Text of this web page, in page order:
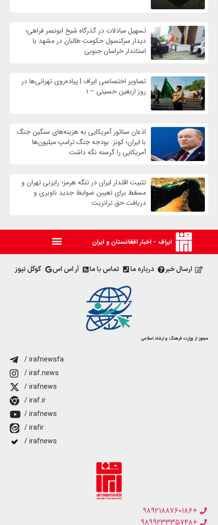
تسهیل مبادلات در گذرگاه شیخ ابونصر فراهی؛
دیدار سرکنسول حکومت طالبان در مشهد با
استاندار خراسان جنوبی
تصاویر اختصاصی ایراف | پیاده‌روی تهرانی‌ها در
روز اربعین حسینی – ۱
اذعان سناتور آمریکایی به هزینه‌های سنگین جنگ
با ایران؛ کونز: بودجه جنگ ترامپ میلیون‌ها
آمریکایی را گرسنه نگه داشت
تثبیت اقتدار ایران در تنگه هرمز؛ رایزنی تهران و
مسقط برای تعیین ضوابط جدید ناوبری و
دریافت حق ترانزیت
ایراف - اخبار افغانستان و ایران
ارسال خبر درباره ما تماس با ما آر اس اس گوگل نیوز
مجوز از وزارت فرهنگ و ارشاد اسلامی
/ irafnewsfa
/ iraf.news
/ irafnews
/ iraf.ir
/ irafnews
/ irafir
/ irafnews
+۹۸۹۲۱۸۸۷۶۰۱۸۶
+۹۸۹۹۲۳۳۳۵۷۴۸